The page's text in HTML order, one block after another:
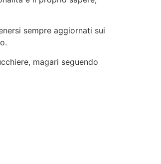
sempre aggiornati sui
magari seguendo